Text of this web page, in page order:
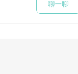
聊一聊